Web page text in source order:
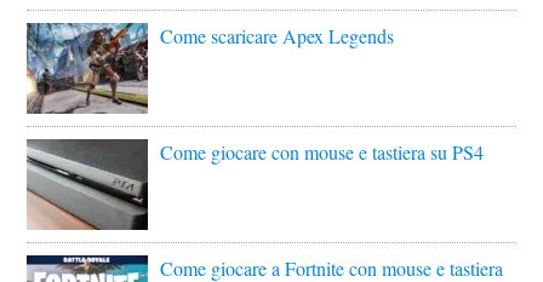
Come scaricare Apex Legends
Come giocare con mouse e tastiera su PS4
Come giocare a Fortnite con mouse e tastiera